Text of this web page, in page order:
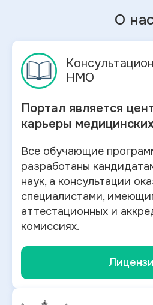
О
НМО
Портал является
карьеры
Все обучающие
разработаны
наук, а консультации
специалистами,
аттестационных и
комиссиях.